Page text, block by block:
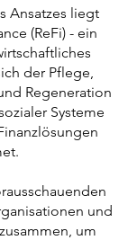
Ansatzes liegt
(ReFi) - ein
der Pflege,
Regeneration
Systeme
und
um